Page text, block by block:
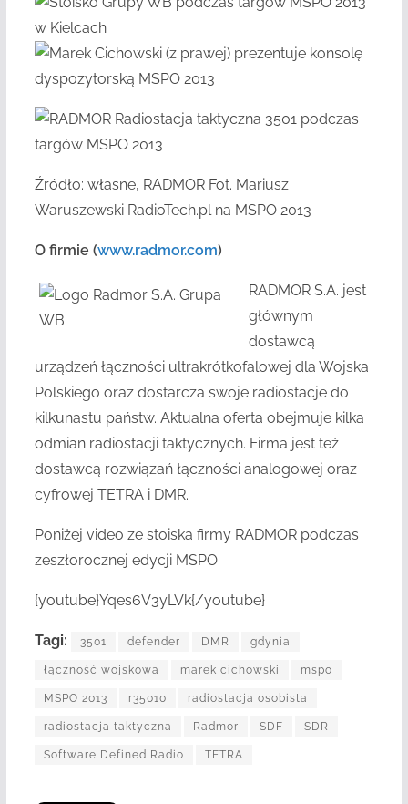
Źródło: własne, RADMOR Fot. Mariusz
Waruszewski RadioTech.pl na MSPO 2013
O firmie (www.radmor.com)
RADMOR S.A. jest
głównym
dostawcą
urządzeń łączności ultrakrótkofalowej dla Wojska
Polskiego oraz dostarcza swoje radiostacje do
kilkunastu państw. Aktualna oferta obejmuje kilka
odmian radiostacji taktycznych. Firma jest też
dostawcą rozwiązań łączności analogowej oraz
cyfrowej TETRA i DMR.
Poniżej video ze stoiska firmy RADMOR podczas
zeszłorocznej edycji MSPO.
{youtube}Yqes6V3yLVk{/youtube}
Tagi: 3501 defender DMR gdynia
łączność wojskowa marek cichowski mspo
MSPO 2013 r35010 radiostacja osobista
radiostacja taktyczna Radmor SDF SDR
Software Defined Radio TETRA